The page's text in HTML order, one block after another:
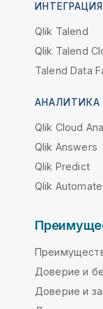
Qlik Talend
Qlik Talend
Talend Data
АНАЛИТИКА
Qlik Cloud
Qlik Answers
Qlik Predict
Qlik Automate
Доверие и
Доверие и